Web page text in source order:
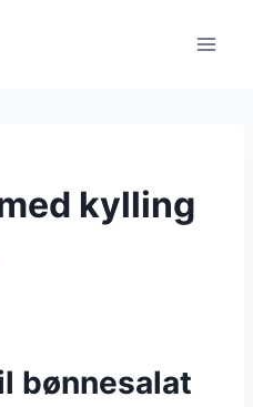
kylling
bønnesalat